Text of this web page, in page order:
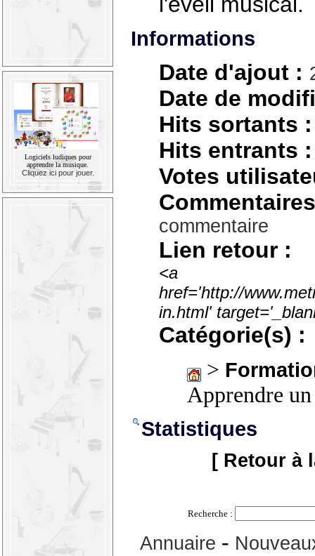
Logiciels ludiques pour
apprendre la musique.
Cliquez ici pour jouer.
Informations
Date d'ajout :
Date de
Hits sortants :
Hits entrants :
Votes
commentaire
Lien retour :
<a
href='http://
in.html'
Catégorie(s) :
>
Apprendre
Statistiques
[ Retour à
Recherche :
Annuaire -